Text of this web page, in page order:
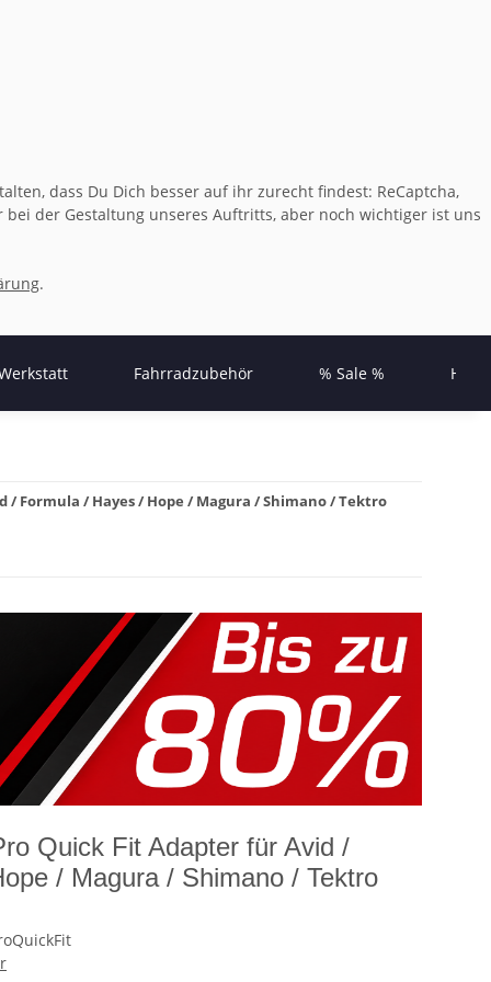
dass Du Dich besser auf ihr zurecht findest: ReCaptcha,
bei der Gestaltung unseres Auftritts, aber noch wichtiger ist uns
.
Fahrradzubehör % Sale %
Formula / Hayes / Hope / Magura / Shimano / Tektro
Quick Fit Adapter für Avid /
/ Magura / Shimano / Tektro